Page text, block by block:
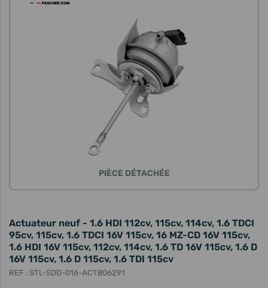
PIÈCE DÉTACHÉE
Actuateur neuf - 1.6 HDI 112cv, 115cv, 114cv, 1.6 TDCI
95cv, 115cv, 1.6 TDCI 16V 115cv, 16 MZ-CD 16V 115cv,
1.6 HDI 16V 115cv, 112cv, 114cv, 1.6 TD 16V 115cv, 1.6 D
16V 115cv, 1.6 D 115cv, 1.6 TDI 115cv
REF : STL-SDD-016-ACT806291